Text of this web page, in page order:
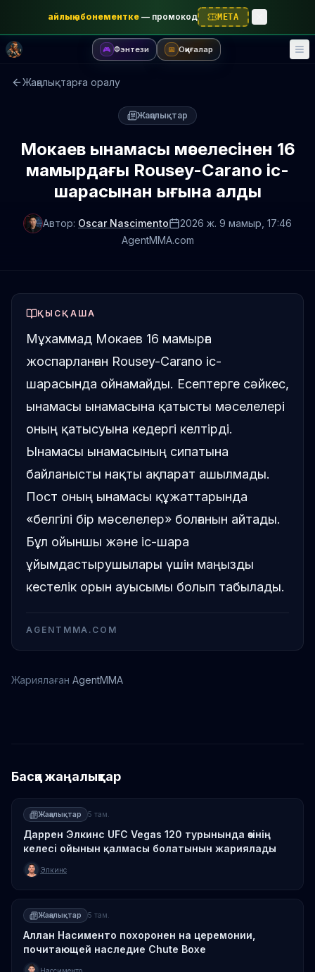
айлық абонементке — промокод META
🎮 Фэнтези 📅 Оқиғалар
Жаңалықтарға оралу
Жаңалықтар
Мокаев ынамасы мәселесінен 16
мамырдағы Rousey-Carano іс-
шарасынан ығына алды
Автор: Oscar Nascimento 2026 ж. 9 мамыр , 17:46
AgentMMA.com
ҚЫСҚАША
Мұхаммад Мокаев 16 мамырға
жоспарланған Rousey-Carano іс-
шарасында ойнамайды. Есептерге сәйкес,
ынамасы ынамасына қатысты мәселелері
оның қатысуына кедергі келтірді.
Ынамасы ынамасының сипатына
байланысты нақты ақпарат ашылмады.
Пост оның ынамасы құжаттарында
«белгілі бір мәселелер» болғанын айтады.
Бұл ойыншы және іс-шара
ұйымдастырушылары үшін маңызды
кестелік орын ауысымы болып табылады.
AGENTMMA.COM
Жариялаған AgentMMA
Басқа жаңалықтар
Жаңалықтар 5 там.
Даррен Элкинс UFC Vegas 120 турынында өзінің
келесі ойынын қалмасы болатынын жариялады
Элкинс
Жаңалықтар 5 там.
Аллан Насименто похоронен на церемонии,
почитающей наследие Chute Boxe
Нассименто